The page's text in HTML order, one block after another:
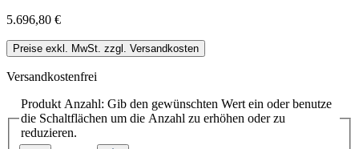
5.696,80 €
Preise exkl. MwSt. zzgl. Versandkosten
Versandkostenfrei
Produkt Anzahl: Gib den gewünschten Wert ein oder benutze
die Schaltflächen um die Anzahl zu erhöhen oder zu
reduzieren.